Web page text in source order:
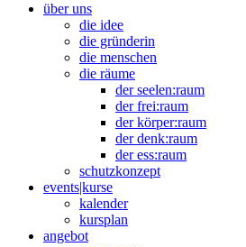
über uns
die idee
die gründerin
die menschen
die räume
der seelen:raum
der frei:raum
der körper:raum
der denk:raum
der ess:raum
schutzkonzept
events|kurse
kalender
kursplan
angebot